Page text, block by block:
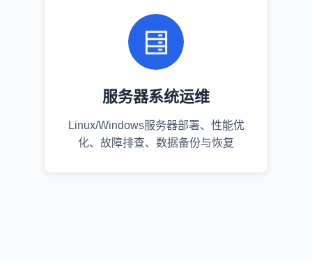
服务器系统运维
Linux/Windows服务器部署、性能优
化、故障排查、数据备份与恢复